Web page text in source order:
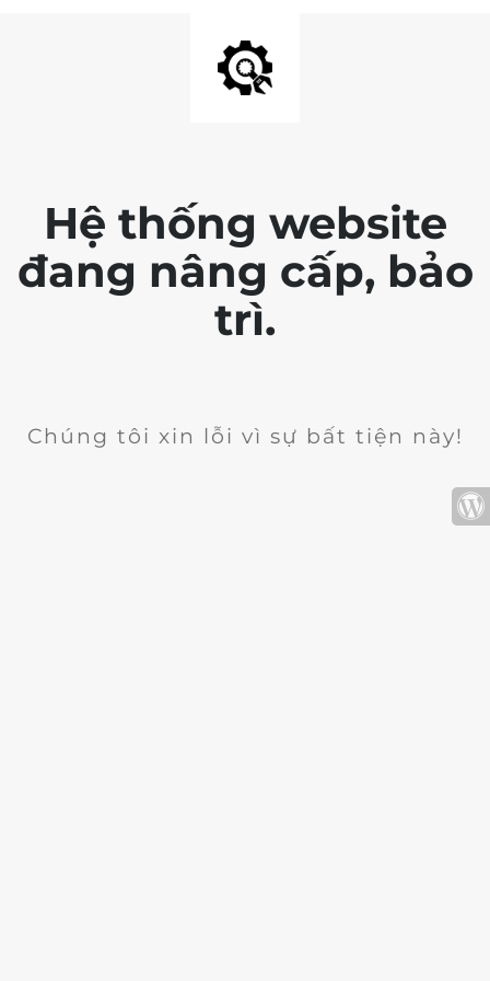
Hệ thống website
đang nâng cấp, bảo
trì.
Chúng tôi xin lỗi vì sự bất tiện này!